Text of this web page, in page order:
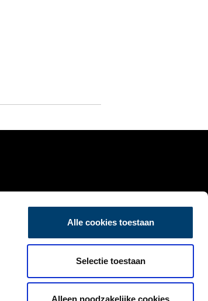
Alle cookies toestaan
Selectie toestaan
Alleen noodzakelijke cookies